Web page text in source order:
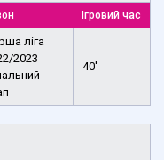
Ігровий час
ліга
2023
40'